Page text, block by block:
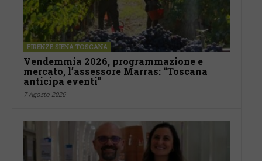
FIRENZE SIENA TOSCANA
Vendemmia 2026, programmazione e
mercato, l’assessore Marras: “Toscana
anticipa eventi”
7 Agosto 2026